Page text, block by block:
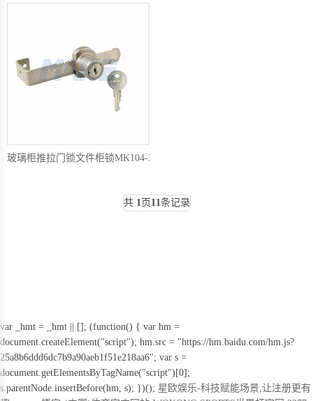
玻璃柜推拉门锁文件柜锁MK104-33
共 1 页 11 条记录
var _hmt = _hmt || []; (function() { var hm =
document.createElement("script"); hm.src = "https://hm.baidu.com/hm.js?
25a8b6ddd6dc7b9a90aeb1f51e218aa6"; var s =
document.getElementsByTagName("script")[0];
s.parentNode.insertBefore(hm, s); })(); 星欧娱乐-科技赋能场景,让注册更有